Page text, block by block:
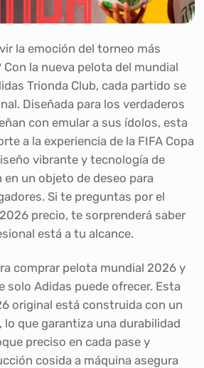
la emoción del torneo más
la nueva pelota del mundial
Trionda Club, cada partido se
Diseñada para los verdaderos
con emular a sus ídolos, esta
a la experiencia de la FIFA Copa
vibrante y tecnología de
un objeto de deseo para
Si te preguntas por el
precio, te sorprenderá saber
está a tu alcance.
comprar pelota mundial 2026 y
solo Adidas puede ofrecer. Esta
original está construida con un
lo que garantiza una durabilidad
preciso en cada pase y
cosida a máquina asegura